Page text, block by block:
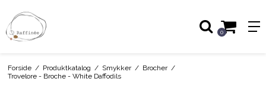
0
Forside / Produktkatalog / Smykker / Brocher /
Trovelore - Broche - White Daffodils